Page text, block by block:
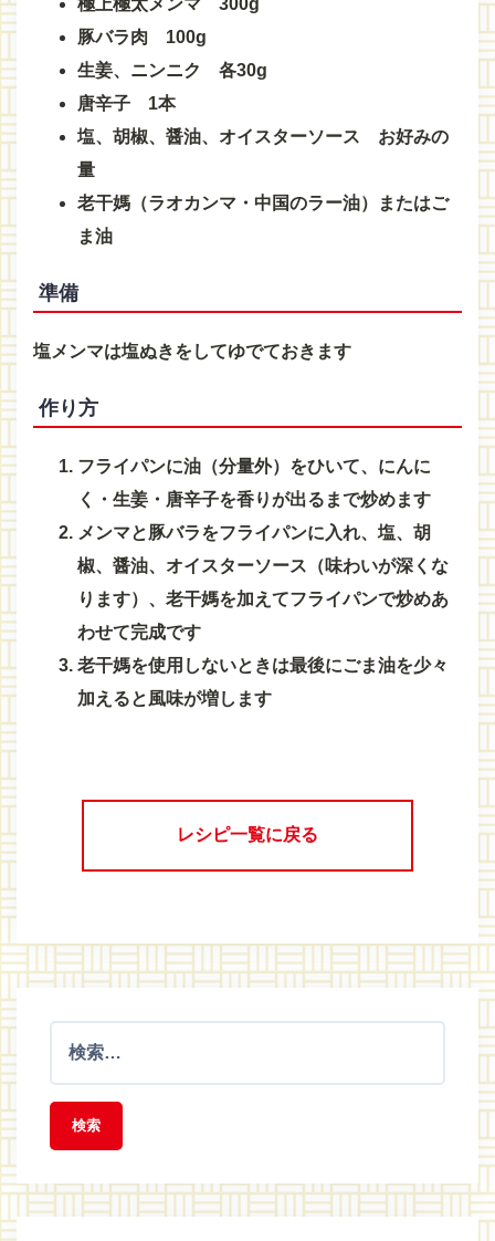
極上極太メンマ 300g
豚バラ肉 100g
生姜、ニンニク 各30g
唐辛子 1本
塩、胡椒、醤油、オイスターソース お好みの
量
老干媽（ラオカンマ・中国のラー油）またはご
ま油
準備
塩メンマは塩ぬきをしてゆでておきます
作り方
フライパンに油（分量外）をひいて、にんに
く・生姜・唐辛子を香りが出るまで炒めます
メンマと豚バラをフライパンに入れ、塩、胡
椒、醤油、オイスターソース（味わいが深くな
ります）、老干媽を加えてフライパンで炒めあ
わせて完成です
老干媽を使用しないときは最後にごま油を少々
加えると風味が増します
レシピ一覧に戻る
: